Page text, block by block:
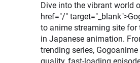
Dive into the vibrant world
href="/"
to anime streaming site for
in Japanese animation.
trending series,